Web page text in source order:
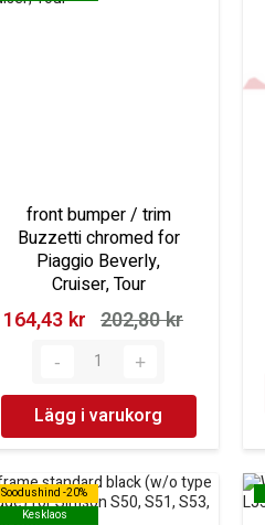
front bumper / trim
Buzzetti chromed for
Piaggio Beverly,
Cruiser, Tour
164,43 kr‎ 202,80 kr‎
Lägg i varukorg
Soodushind -20%
Kesklaos
Soodushind -20%
Kesklaos